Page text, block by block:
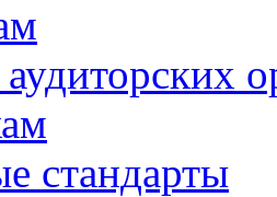
стандарты